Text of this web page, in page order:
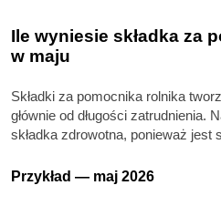
Ile wyniesie składka za
w maju
Składki za pomocnika rolnika
głównie od długości zatrudnienia.
składka zdrowotna, ponieważ jest
Przykład — maj 2026